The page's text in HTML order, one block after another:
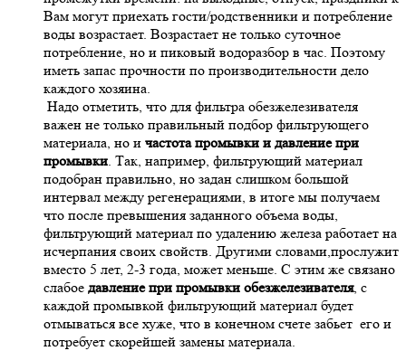
Вам могут приехать гости/родственники и потребление
воды возрастает. Возрастает не только суточное
потребление, но и пиковый водоразбор в час. Поэтому
иметь запас прочности по производительности дело
каждого хозяина.
Надо отметить, что для фильтра обезжелезивателя
важен не только правильный подбор фильтрующего
материала, но и частота промывки и давление при
промывки . Так, например, фильтрующий материал
подобран правильно, но задан слишком большой
интервал между регенерациями, в итоге мы получаем
что после превышения заданного объема воды,
фильтрующий материал по удалению железа работает на
исчерпания своих свойств. Другими словами,прослужит
вместо 5 лет, 2-3 года, может меньше. С этим же связано
слабое давление при промывки обезжелезивателя, с
каждой промывкой фильтрующий материал будет
отмываться все хуже, что в конечном счете забьет его и
потребует скорейшей замены материала.